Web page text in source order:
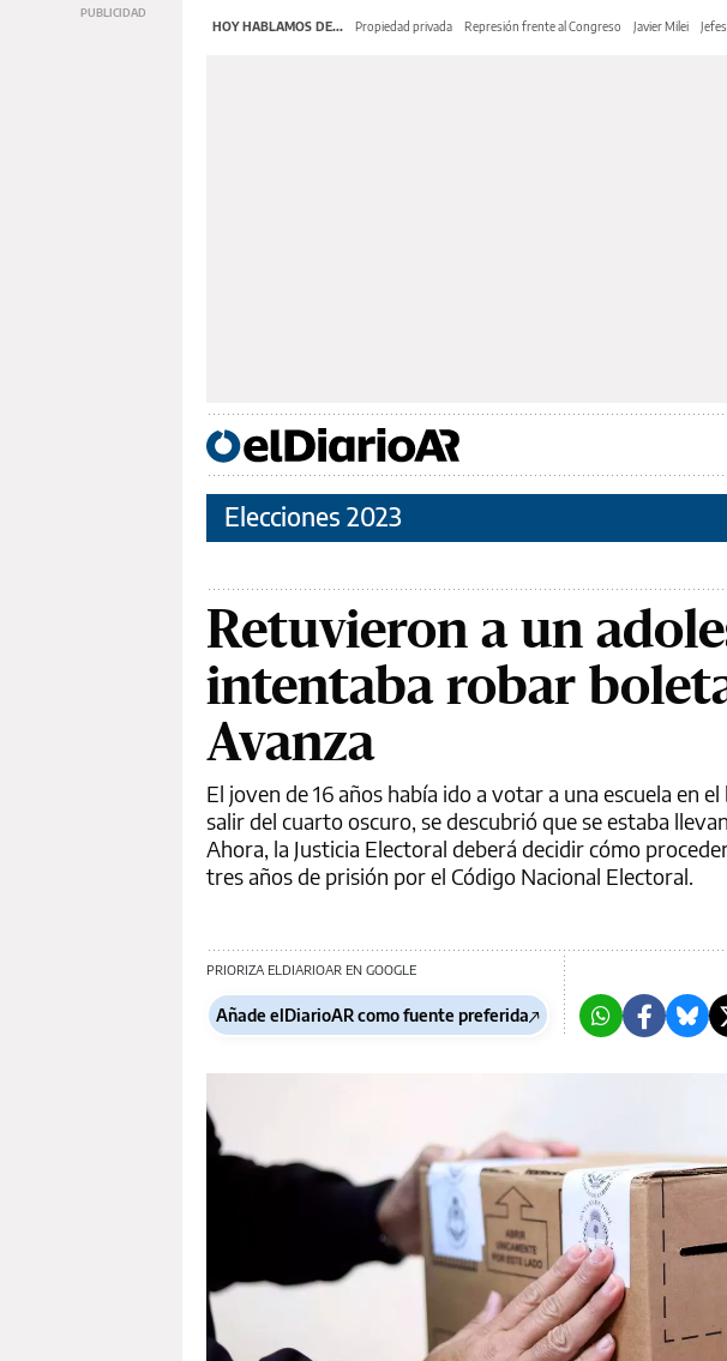
HOY HABLAMOS DE... Propiedad privada Represión frente al Congreso Javier Milei
Elecciones 2023
Retuvieron a un
intentaba robar
Avanza
El joven de 16 años había ido a votar a una escuela en
salir del cuarto oscuro, se descubrió que se estaba
Ahora, la Justicia Electoral deberá decidir cómo
tres años de prisión por el Código Nacional Electoral.
PRIORIZA ELDIARIOAR EN GOOGLE
Añade elDiarioAR como fuente preferida